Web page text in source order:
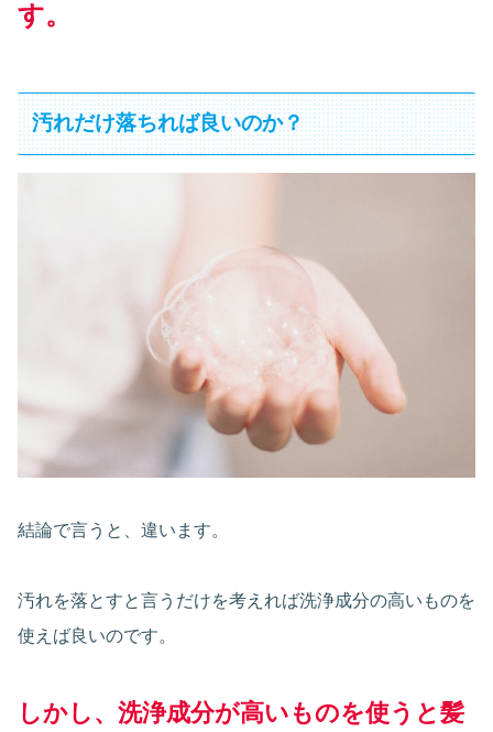
す。
汚れだけ落ちれば良いのか？
結論で言うと、違います。
汚れを落とすと言うだけを考えれば洗浄成分の高いものを
使えば良いのです。
しかし、洗浄成分が高いものを使うと髪